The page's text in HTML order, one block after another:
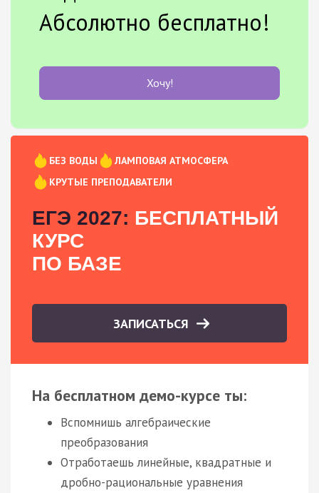
Абсолютно бесплатно!
Хочу!
БЕЗ ВОДЫ
ЛАМПОВАЯ АТМОСФЕРА
КРУТЫЕ ПРЕПОДАВАТЕЛИ
ЕГЭ 2027: БЕСПЛАТНЫЙ
КУРС
ПО БАЗЕ
ЗАПИСАТЬСЯ
На бесплатном демо-курсе ты:
Вспомнишь алгебраические
преобразования
Отработаешь линейные, квадратные и
дробно-рациональные уравнения